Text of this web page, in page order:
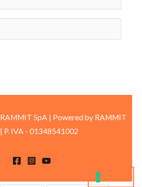
SpA | Powered by RAMMIT
| P. IVA - 01348541002